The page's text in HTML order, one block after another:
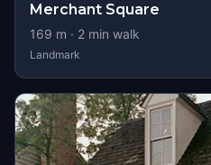
Merchant Square
169 m · 2 min walk
Landmark